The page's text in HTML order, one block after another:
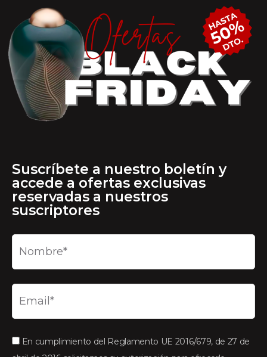
Suscríbete a nuestro boletín y
accede a ofertas exclusivas
reservadas a nuestros
suscriptores
En cumplimiento del Reglamento UE 2016/679, de 27 de